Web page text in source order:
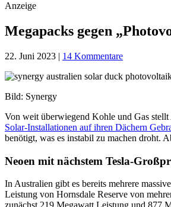
Anzeige
Megapacks gegen
22. Juni 2023 | 14 Kommentare
Bild: Synergy
Von weit überwiegend Kohle und Gas stellt
Solar-Installationen auf ihren Dächern
benötigt, was es instabil zu machen droht.
Neoen mit nächstem Tesla-
In Australien gibt es bereits mehrere
Leistung von Hornsdale Reserve von